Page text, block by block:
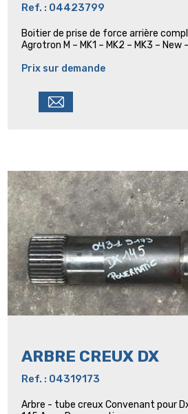
Ref. : 04423799
Boitier de prise de force arrière
Agrotron M – MK1 – MK2 – MK3 – New
Prix sur demande
ARBRE CREUX DX
Ref. : 04319173
Arbre - tube creux Convenant pour